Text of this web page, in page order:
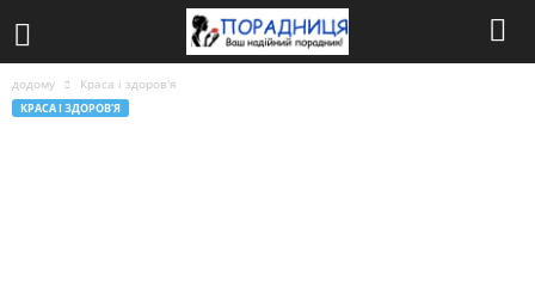
додому Краса і здоров'я
КРАСА І ЗДОРОВ'Я